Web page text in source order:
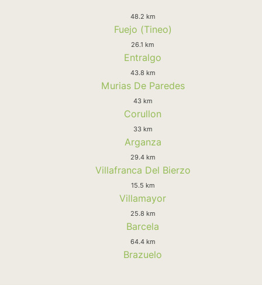
48.2 km
Fuejo (Tineo)
26.1 km
Entralgo
43.8 km
Murias De Paredes
43 km
Corullon
33 km
Arganza
29.4 km
Villafranca Del Bierzo
15.5 km
Villamayor
25.8 km
Barcela
64.4 km
Brazuelo